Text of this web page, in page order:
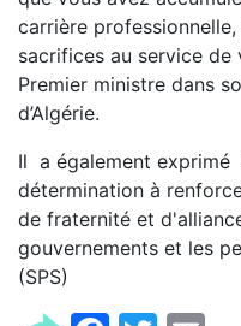
carrière
sacrifices au service
Premier ministre dans
d’Algérie.
Il a également exprimé
détermination à
de fraternité et
gouvernements et les
(SPS)